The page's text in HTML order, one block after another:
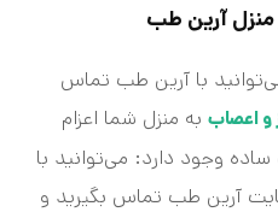
آرین طب
با آرین طب تماس
اعصاب به منزل شما اعزام
وجود دارد: می‌توانید با
آرین طب تماس بگیرید و